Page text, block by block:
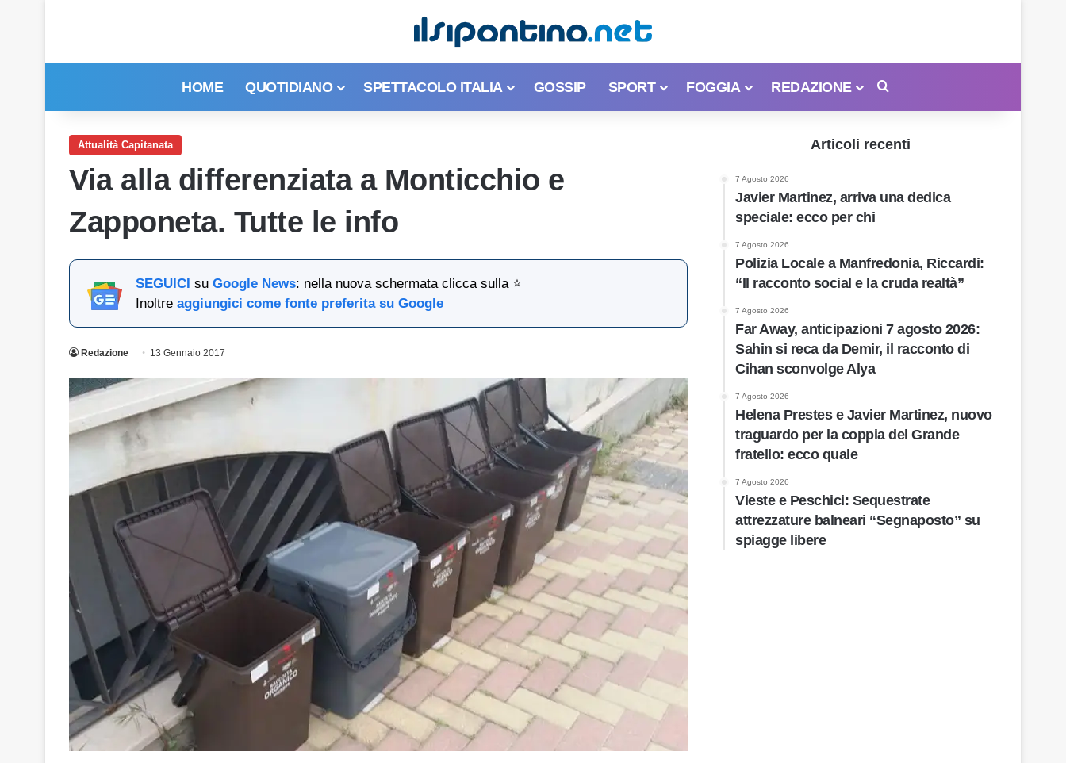
HOME QUOTIDIANO SPETTACOLO ITALIA GOSSIP SPORT FOGGIA REDAZIONE
Attualità Capitanata
Via alla differenziata a Monticchio e
Zapponeta. Tutte le info
SEGUICI su Google News: nella nuova schermata clicca sulla ⭐
Inoltre aggiungici come fonte preferita su Google
Redazione 13 Gennaio 2017
Articoli recenti
7 Agosto 2026
Javier Martinez, arriva una dedica
speciale: ecco per chi
7 Agosto 2026
Polizia Locale a Manfredonia, Riccardi:
“Il racconto social e la cruda realtà”
7 Agosto 2026
Far Away, anticipazioni 7 agosto 2026:
Sahin si reca da Demir, il racconto di
Cihan sconvolge Alya
7 Agosto 2026
Helena Prestes e Javier Martinez, nuovo
traguardo per la coppia del Grande
fratello: ecco quale
7 Agosto 2026
Vieste e Peschici: Sequestrate
attrezzature balneari “Segnaposto” su
spiagge libere